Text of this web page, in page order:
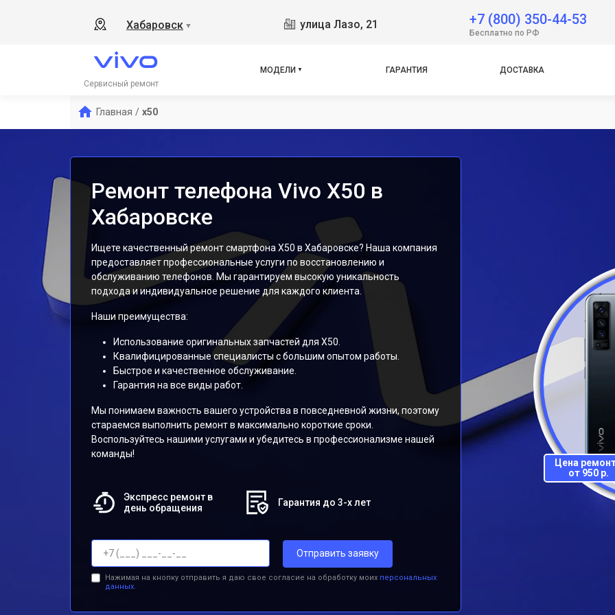
Хабаровск ▼ улица Лазо, 21 +7 (800) 350-44-53
Бесплатно по РФ
Сервисный ремонт
МОДЕЛИ
Y19
V23
Y12
ГАРАНТИЯ ДОСТАВКА
Главная / x50
Ремонт телефона Vivo X50 в
Хабаровске
Ищете качественный ремонт смартфона X50 в Хабаровске? Наша компания
предоставляет профессиональные услуги по восстановлению и
обслуживанию телефонов. Мы гарантируем высокую уникальность
подхода и индивидуальное решение для каждого клиента.
Наши преимущества:
Использование оригинальных запчастей для X50.
Квалифицированные специалисты с большим опытом работы.
Быстрое и качественное обслуживание.
Гарантия на все виды работ.
Мы понимаем важность вашего устройства в повседневной жизни, поэтому
стараемся выполнить ремонт в максимально короткие сроки.
Воспользуйтесь нашими услугами и убедитесь в профессионализме нашей
команды!
Экспресс ремонт в
день обращения
Гарантия до 3-х лет
Отправить заявку
Нажимая на кнопку отправить я даю свое согласие на обработку моих персональных
данных.
Цена
от 950 р.